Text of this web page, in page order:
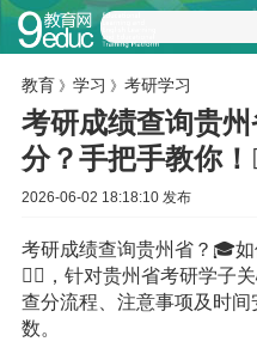
教育 》 学习 》 考研学习
考研成绩查询贵
分？手把手教你！
2026-06-02 18:18:10 发布
考研成绩查询贵州省？🎓
🏃‍♀️，针对贵州省考研学子
查分流程、注意事项及时
数。